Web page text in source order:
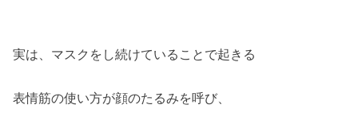
実は、マスクをし続けていることで起きる
表情筋の使い方が顔のたるみを呼び、